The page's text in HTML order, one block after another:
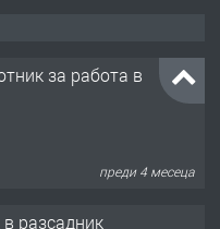
за работа в
преди 4 месеца
разсадник